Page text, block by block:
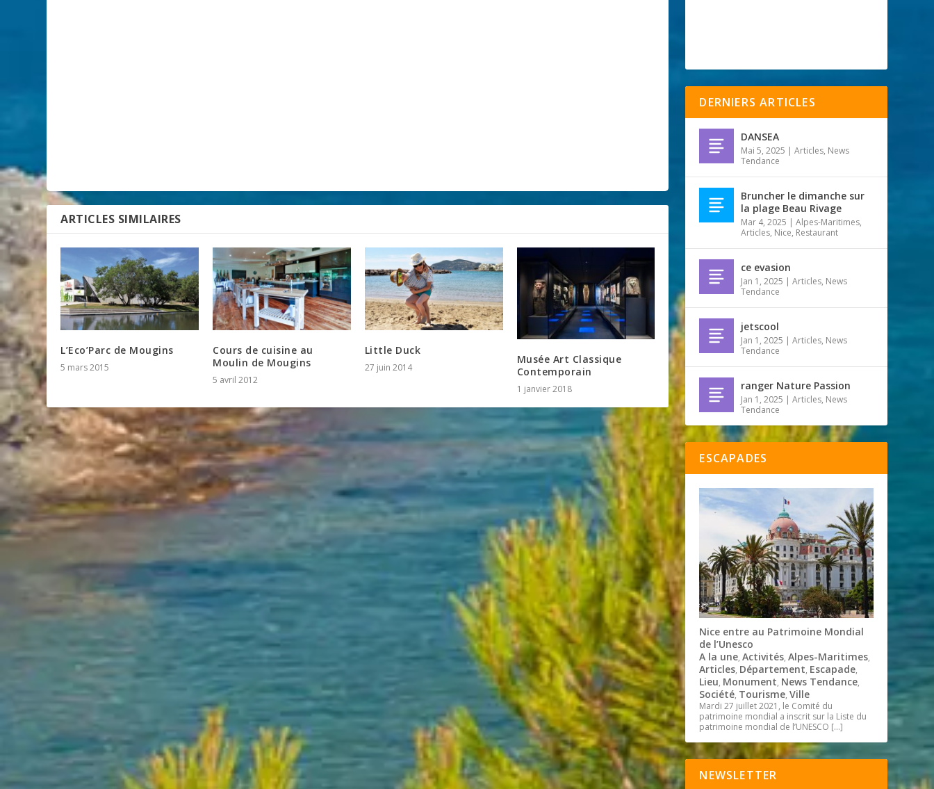
ARTICLES SIMILAIRES
L’Eco’Parc de Mougins
5 mars 2015
Cours de cuisine au
Moulin de Mougins
5 avril 2012
Little Duck
27 juin 2014
Musée Art Classique
Contemporain
1 janvier 2018
DERNIERS ARTICLES
DANSEA
Mai 5, 2025 |Articles, News
Tendance
Bruncher le dimanche sur
la plage Beau Rivage
Mar 4, 2025 |Alpes-Maritimes,
Articles, Nice, Restaurant
ce evasion
Jan 1, 2025 |Articles, News
Tendance
jetscool
Jan 1, 2025 |Articles, News
Tendance
ranger Nature Passion
Jan 1, 2025 |Articles, News
Tendance
ESCAPADES
Nice entre au Patrimoine Mondial
de l’Unesco
A la une,Activités,Alpes-Maritimes,
Articles, Département, Escapade,
Lieu, Monument, News Tendance,
Société, Tourisme,Ville
Mardi 27 juillet 2021, le Comité du
patrimoine mondial a inscrit sur la Liste du
patrimoine mondial de l’UNESCO […]
NEWSLETTER